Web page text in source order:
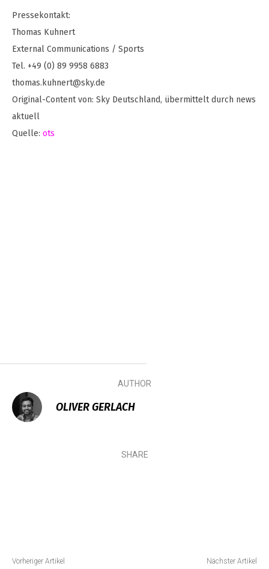
Pressekontakt:
Thomas Kuhnert
External Communications / Sports
Tel. +49 (0) 89 9958 6883
thomas.kuhnert@sky.de
Original-Content von: Sky Deutschland, übermittelt durch news
aktuell
Quelle: ots
AUTHOR
OLIVER GERLACH
SHARE
Vorheriger Artikel
Nächster Artikel